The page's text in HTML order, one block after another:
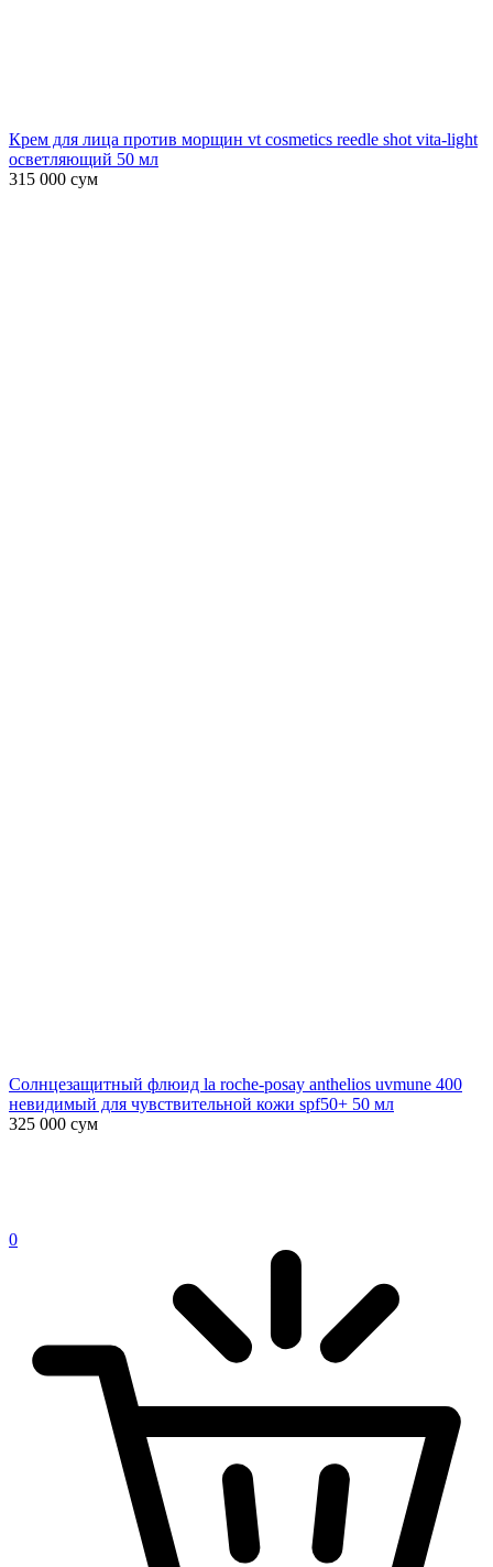
Крем для лица против морщин vt cosmetics reedle shot vita-light
осветляющий 50 мл
315 000 сум
Солнцезащитный флюид la roche-posay anthelios uvmune 400
невидимый для чувствительной кожи spf50+ 50 мл
325 000 сум
0